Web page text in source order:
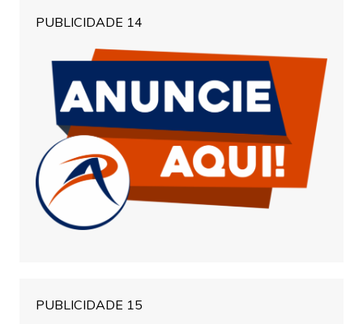
PUBLICIDADE 14
PUBLICIDADE 15